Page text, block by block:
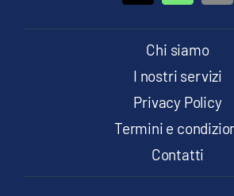
Chi siamo
I nostri servizi
Privacy Policy
Termini e
Contatti